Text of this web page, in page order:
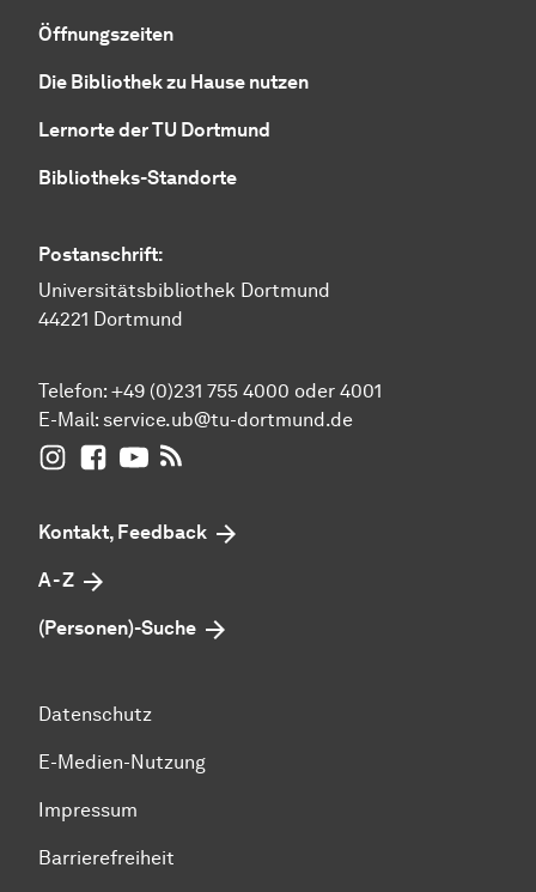
Öffnungszeiten
Die Bibliothek zu Hause nutzen
Lernorte der TU Dortmund
Bibliotheks-Standorte
Postanschrift:
Universitätsbibliothek Dortmund
44221 Dortmund
Telefon: +49 (0)231 755 4000 oder 4001
E-Mail: service.ub@tu-dortmund.de
UB Dortmund auf Instagram
UB Dortmund auf Facebook
UB Dortmund auf YouTube
Kontakt, Feedback
A - Z
(Personen)-Suche
Datenschutz
E-Medien-Nutzung
Impressum
Barrierefreiheit